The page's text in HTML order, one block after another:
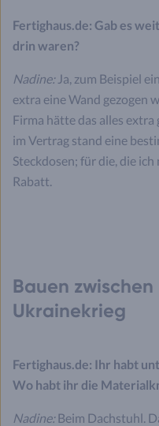
Fertighaus.de: Gab es
drin waren?
Nadine:Ja, zum Beispiel
extra eine Wand gezogen
Firma hätte das alles extra
im Vertrag stand eine
Steckdosen; für die, die
Rabatt.
Bauen
Ukrainekrieg
Fertighaus.de: Ihr habt
Wo habt ihr die
Nadine:Beim Dachstuhl.